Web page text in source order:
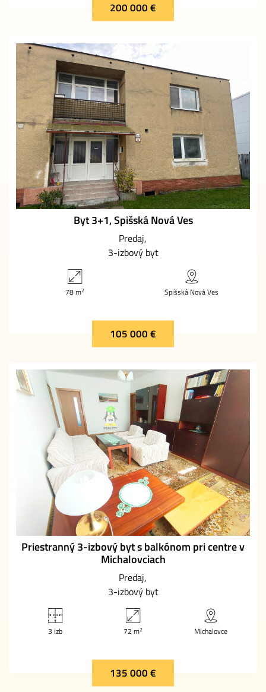
200 000 €
Byt 3+1, Spišská Nová Ves
Predaj
3-izbový byt
78 m2 Spišská Nová Ves
105 000 €
Priestranný 3-izbový byt s balkónom pri centre v
Michalovciach
Predaj
3-izbový byt
3 izb 72 m2 Michalovce
135 000 €